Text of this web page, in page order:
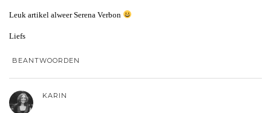
Leuk artikel alweer Serena Verbon
Liefs
BEANTWOORDEN
KARIN